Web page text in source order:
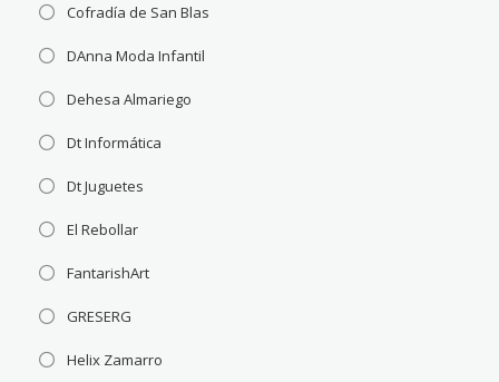
Cofradía de San Blas
DAnna Moda Infantil
Dehesa Almariego
Dt Informática
Dt Juguetes
El Rebollar
FantarishArt
GRESERG
Helix Zamarro